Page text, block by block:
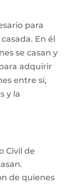
para
En él
se casan y
adquirir
entre sí,
y la
Civil de
de quienes